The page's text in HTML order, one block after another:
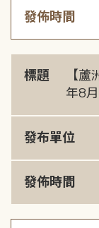
發佈時間
標題
【
年8
發布單位
發佈時間